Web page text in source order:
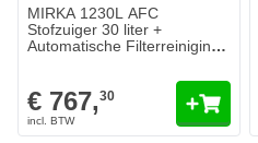
MIRKA 1230L AFC
Stofzuiger 30 liter +
Automatische Filterreiniging -
€ 767,30